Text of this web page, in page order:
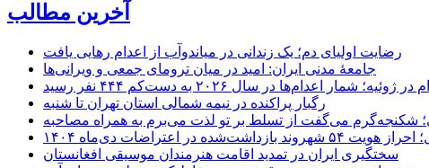
آخرین مطالب
رضایت اولیای دم؛ یک زندانی در میاندوآب از اعدام رهایی یافت
جامعهٔ مدنی ایران: امید در میان ترومای جمعی و ویرانی‌ها
رگبار پراکنده در نیمه شمالی استان تهران تا شنبه
شکنجه‌گرم می‌گفت از تسلط بر تو لذت می‌برم به همراه مصاحبه
بازداشت‌شده در اعتراضات دی‌ماه ۱۴۰۴
سختگیری ایران در تمدید اقامت هنرمندان موسیقی افغانستان